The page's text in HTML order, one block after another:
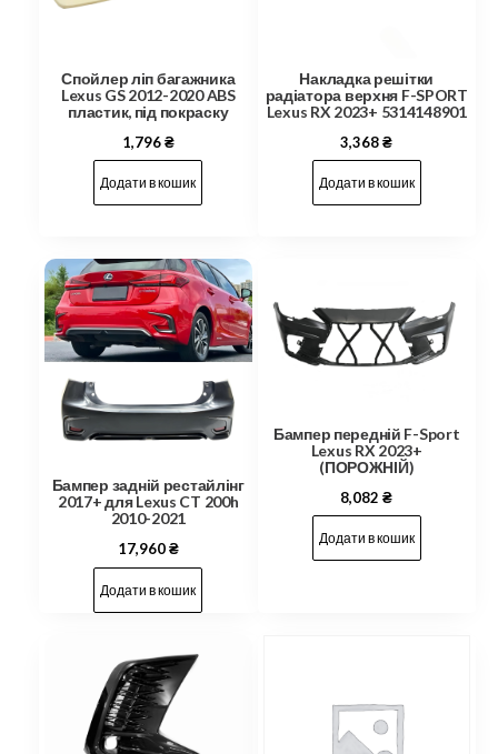
Спойлер ліп багажника
Lexus GS 2012-2020 ABS
пластик, під покраску
1,796₴
Додати в кошик
Накладка решітки
радіатора верхня F-SPORT
Lexus RX 2023+ 5314148901
3,368₴
Додати в кошик
Бампер задній рестайлінг
2017+ для Lexus CT 200h
2010-2021
17,960₴
Додати в кошик
Бампер передній F-Sport
Lexus RX 2023+
(ПОРОЖНІЙ)
8,082₴
Додати в кошик